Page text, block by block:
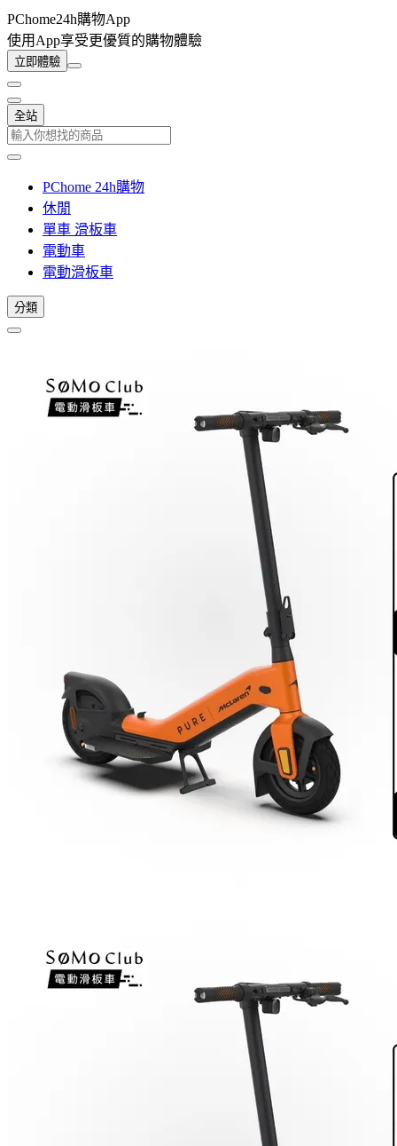
PChome24h購物App
使用App享受更優質的購物體驗
立即體驗
全站
PChome 24h購物
休閒
單車 滑板車
電動車
電動滑板車
分類